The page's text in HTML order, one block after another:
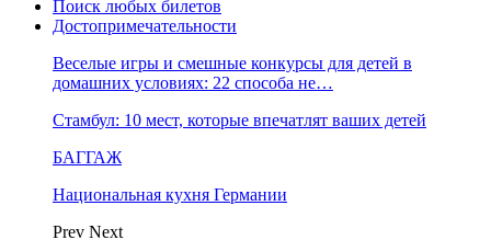
Поиск любых билетов
Достопримечательности
Веселые игры и смешные конкурсы для детей в
домашних условиях: 22 способа не…
Стамбул: 10 мест, которые впечатлят ваших детей
БАГГАЖ
Национальная кухня Германии
Prev Next